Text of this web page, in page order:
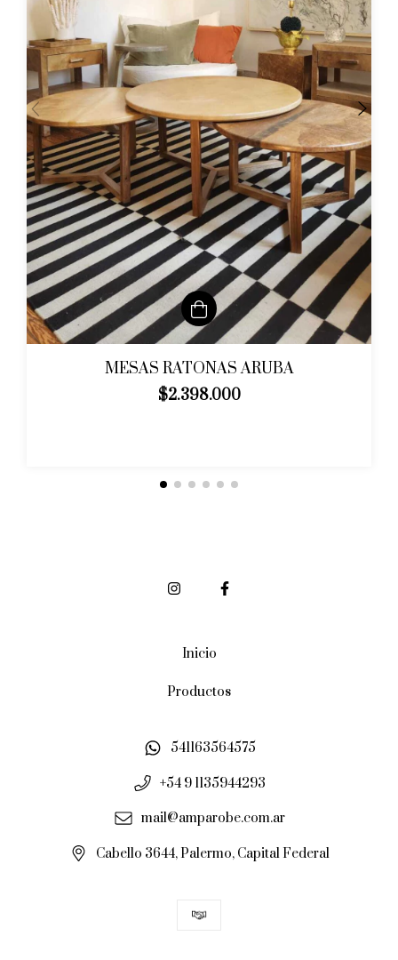
MESAS RATONAS ARUBA
$2.398.000
Inicio
Productos
541163564575
+54 9 1135944293
mail@amparobe.com.ar
Cabello 3644, Palermo, Capital Federal